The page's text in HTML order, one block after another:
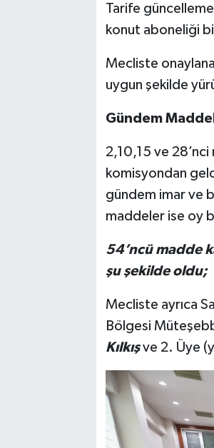
Tarife
konut aboneliği
Mecliste
uygun şekilde
Gündem
2,10,15 ve
komisyondan
gündem imar ve
maddeler ise oy
54’ncü madde
şu şekilde oldu;
Mecliste ayrıca
Bölgesi
Kılkışve 2. Üye